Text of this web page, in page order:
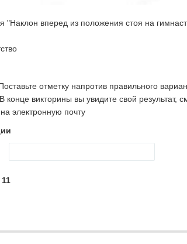
"Наклон вперед из положения стоя на
отметку напротив правильного
викторины вы увидите свой результат,
электронную почту
11